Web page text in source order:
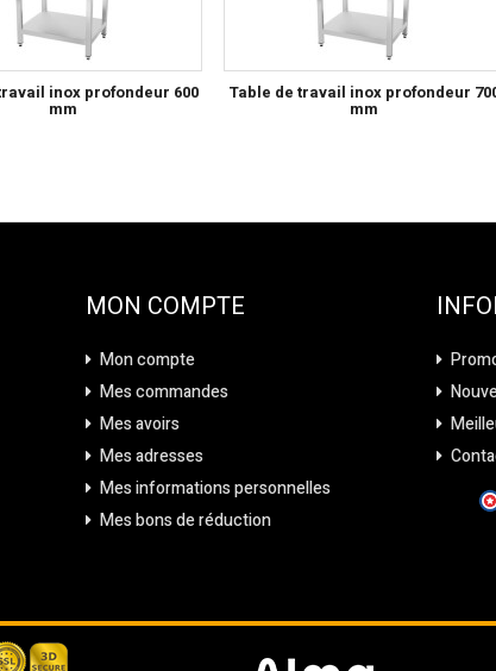
inox profondeur 600
mm
Table de travail inox profondeur
mm
MON COMPTE
Mon compte
Mes commandes
Mes avoirs
Mes adresses
Mes informations personnelles
Mes bons de réduction